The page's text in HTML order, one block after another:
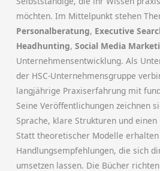
möchten. Im Mittelpunkt stehen
Personalberatung, Executive
Headhunting,Social Media
Unternehmensentwicklung. Als
der HSC-Unternehmensgruppe
langjährige Praxiserfahrung mit
Seine Veröffentlichungen zeichnen
Sprache, klare Strukturen und einen
Statt theoretischer Modelle
Handlungsempfehlungen, die sich
umsetzen lassen. Die Bücher